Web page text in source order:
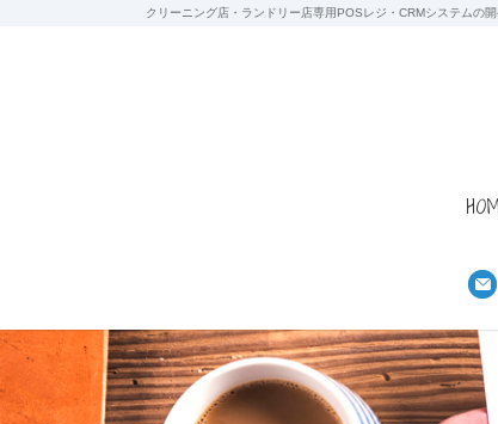
クリーニング店・ランドリー店専用POSレジ・CRMシステムの